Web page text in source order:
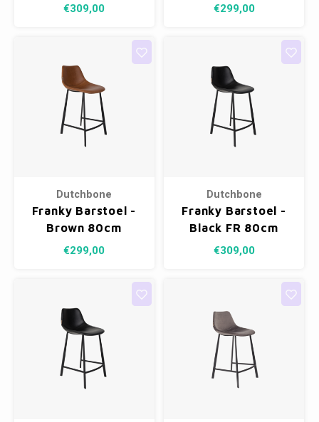
€309,00 €299,00
Dutchbone
Franky Barstoel -
Brown 80cm
€299,00
Dutchbone
Franky Barstoel -
Black FR 80cm
€309,00